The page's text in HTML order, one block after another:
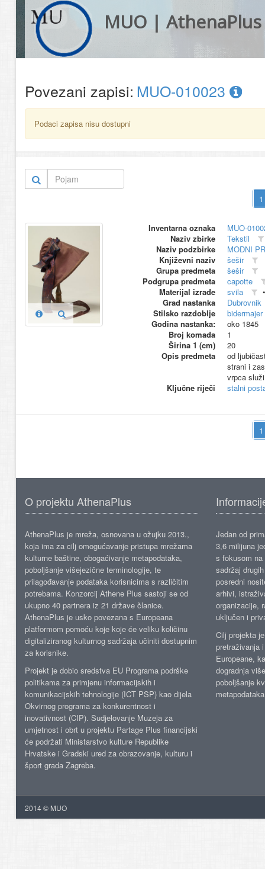
MUO | AthenaPlus
Povezani zapisi: MUO-010023
Podaci zapisa nisu dostupni
Inventarna oznaka
MUO-
Naziv zbirke
Tekstil
Naziv podzbirke
MODNI
Književni naziv
šešir
Grupa predmeta
šešir
Podgrupa predmeta
capotte
Materijal izrade
svila
Grad nastanka
Dubrovnik
Stilsko razdoblje
bidermajer
Godina nastanka:
oko 1845
Broj komada
1
Širina 1 (cm)
20
Opis predmeta
od
strani i
vrpca
Ključne riječi
stalni
O projektu AthenaPlus
AthenaPlus je mreža, osnovana u ožujku 2013.,
koja ima za cilj omogućavanje pristupa mrežama
kulturne baštine, obogaćivanje metapodataka,
poboljšanje višejezične terminologije, te
prilagođavanje podataka korisnicima s različitim
potrebama. Konzorcij Athene Plus sastoji se od
ukupno 40 partnera iz 21 države članice.
AthenaPlus je usko povezana s Europeana
platformom pomoću koje koje će veliku količinu
digitaliziranog kulturnog sadržaja učiniti dostupnim
za korisnike.
Projekt je dobio sredstva EU Programa podrške
politikama za primjenu informacijskih i
komunikacijskih tehnologije (ICT PSP) kao dijela
Okvirnog programa za konkurentnost i
inovativnost (CIP). Sudjelovanje Muzeja za
umjetnost i obrt u projektu Partage Plus financijski
će podržati Ministarstvo kulture Republike
Hrvatske i Gradski ured za obrazovanje, kulturu i
šport grada Zagreba.
Jedan od
3,6 milijuna
s fokusom
sadržaj
posredni
arhivi,
organizacije,
uključen i
Cilj projekta
pretraživanja
Europeane,
dogradnja
poboljšanje
2014 © MUO